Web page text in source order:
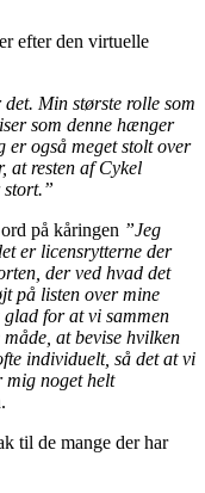
efter den virtuelle
Min største rolle som
som denne hænger
er også meget stolt over
at resten af Cykel
stort.”
på kåringen ”Jeg
er licensrytterne der
der ved hvad det
på listen over mine
for at vi sammen
at bevise hvilken
individuelt, så det at vi
mig noget helt
til de mange der har